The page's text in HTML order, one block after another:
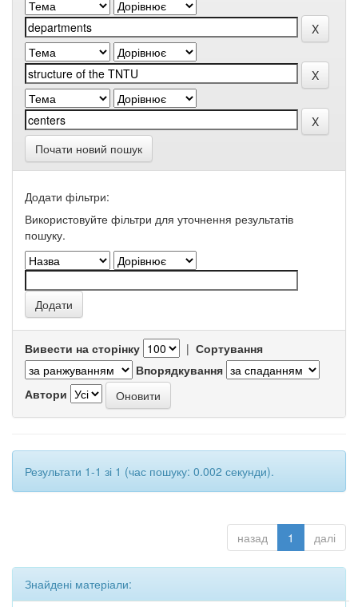
Почати новий пошук
Додати фільтри:
Використовуйте фільтри для уточнення результатів
пошуку.
Вивести на сторінку | Сортування
Впорядкування
Автори
Результати 1-1 зі 1 (час пошуку: 0.002 секунди).
назад 1 далі
Знайдені матеріали: